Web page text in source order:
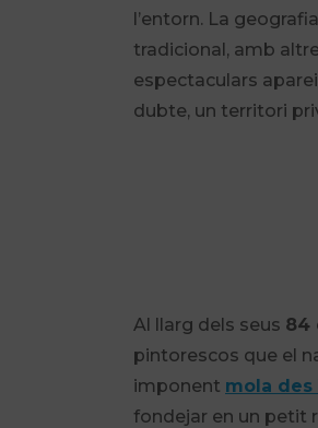
l’entorn. La
tradicional, amb
espectaculars
dubte, un territori
Al llarg dels seus 84
pintorescos que el
imponent mola des
fondejar en un petit